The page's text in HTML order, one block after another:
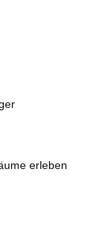
erleben